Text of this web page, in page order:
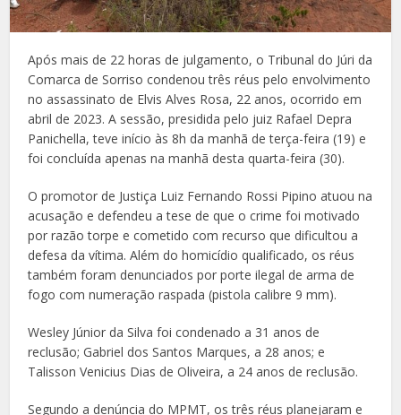
Após mais de 22 horas de julgamento, o Tribunal do Júri da
Comarca de Sorriso condenou três réus pelo envolvimento
no assassinato de Elvis Alves Rosa, 22 anos, ocorrido em
abril de 2023. A sessão, presidida pelo juiz Rafael Depra
Panichella, teve início às 8h da manhã de terça-feira (19) e
foi concluída apenas na manhã desta quarta-feira (30).
O promotor de Justiça Luiz Fernando Rossi Pipino atuou na
acusação e defendeu a tese de que o crime foi motivado
por razão torpe e cometido com recurso que dificultou a
defesa da vítima. Além do homicídio qualificado, os réus
também foram denunciados por porte ilegal de arma de
fogo com numeração raspada (pistola calibre 9 mm).
Wesley Júnior da Silva foi condenado a 31 anos de
reclusão; Gabriel dos Santos Marques, a 28 anos; e
Talisson Venicius Dias de Oliveira, a 24 anos de reclusão.
Segundo a denúncia do MPMT, os três réus planejaram e